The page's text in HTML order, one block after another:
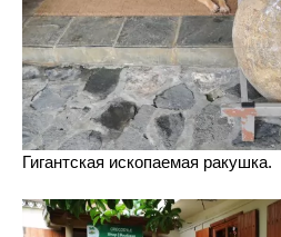
Гигантская ископаемая ракушка.